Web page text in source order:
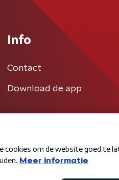
Info
Contact
Download de app